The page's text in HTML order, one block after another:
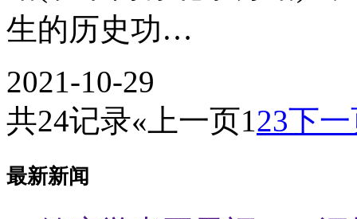
生的历史功…
2021-10-29
共24记录«上一页123下
最新新闻